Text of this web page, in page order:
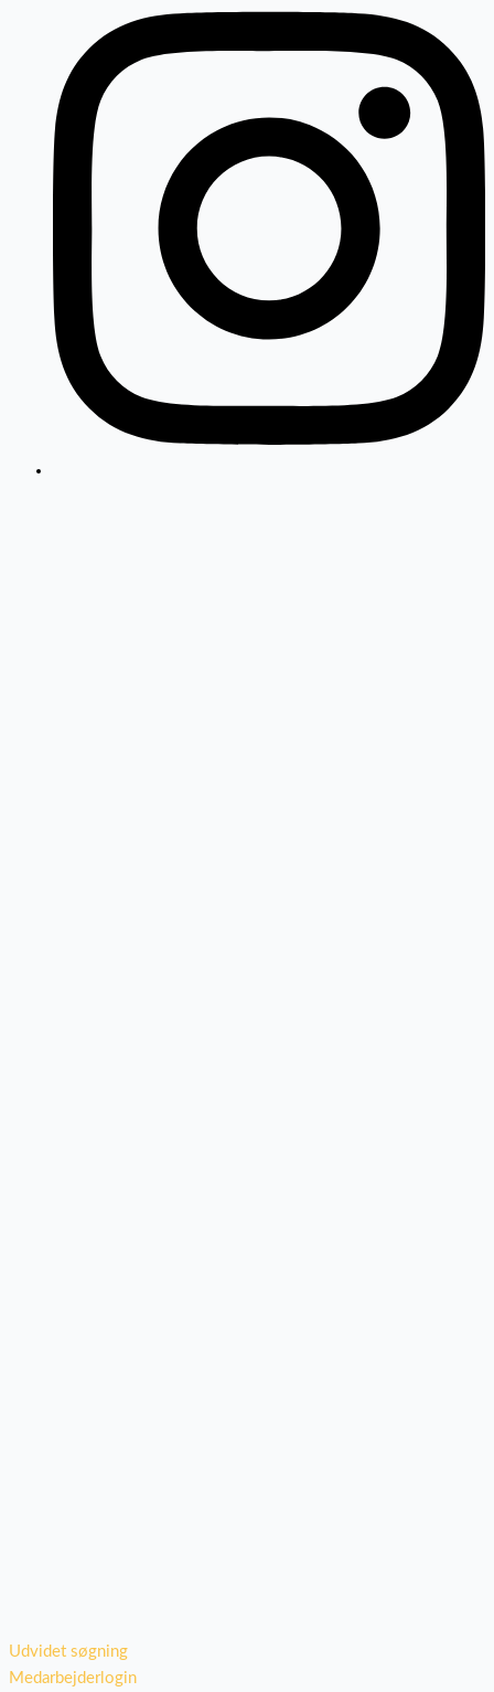
Udvidet søgning
Medarbejderlogin